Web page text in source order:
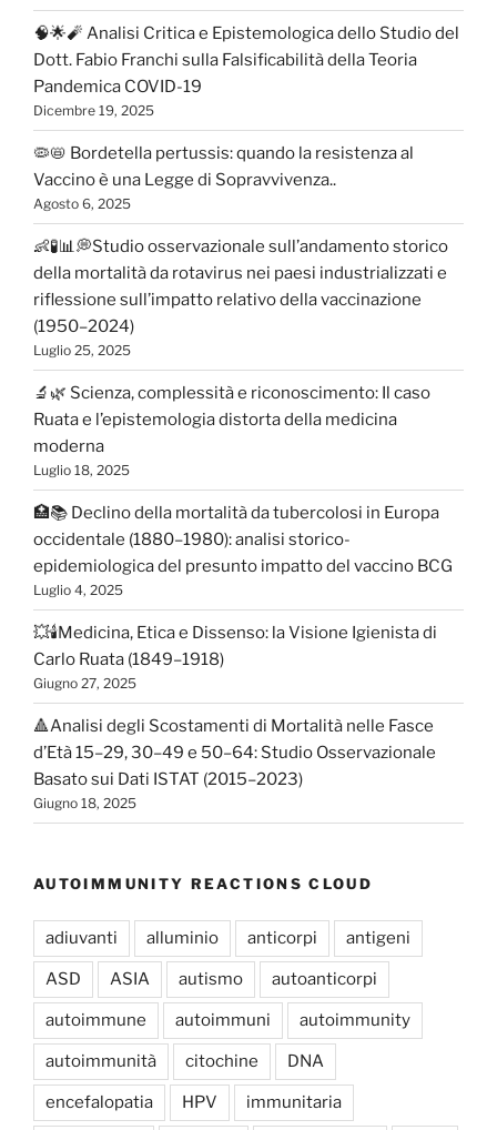
🧠🌟🧨 Analisi Critica e Epistemologica dello Studio del
Dott. Fabio Franchi sulla Falsificabilità della Teoria
Pandemica COVID-19
Dicembre 19, 2025
🦠📛 Bordetella pertussis: quando la resistenza al
Vaccino è una Legge di Sopravvivenza..
Agosto 6, 2025
👶🧪📊💭Studio osservazionale sull’andamento storico
della mortalità da rotavirus nei paesi industrializzati e
riflessione sull’impatto relativo della vaccinazione
(1950–2024)
Luglio 25, 2025
🔬🌿 Scienza, complessità e riconoscimento: Il caso
Ruata e l’epistemologia distorta della medicina
moderna
Luglio 18, 2025
🏥📚 Declino della mortalità da tubercolosi in Europa
occidentale (1880–1980): analisi storico-
epidemiologica del presunto impatto del vaccino BCG
Luglio 4, 2025
💥🕯️Medicina, Etica e Dissenso: la Visione Igienista di
Carlo Ruata (1849–1918)
Giugno 27, 2025
🔺Analisi degli Scostamenti di Mortalità nelle Fasce
d’Età 15–29, 30–49 e 50–64: Studio Osservazionale
Basato sui Dati ISTAT (2015–2023)
Giugno 18, 2025
AUTOIMMUNITY REACTIONS CLOUD
adiuvanti alluminio anticorpi antigeni
ASD ASIA autismo autoanticorpi
autoimmune autoimmuni autoimmunity
autoimmunità citochine DNA
encefalopatia HPV immunitaria